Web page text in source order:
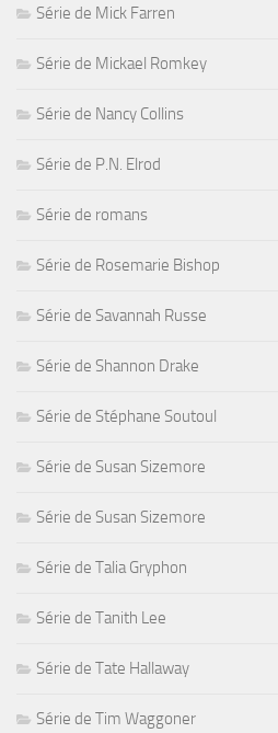
Série de Mick Farren
Série de Mickael Romkey
Série de Nancy Collins
Série de P.N. Elrod
Série de romans
Série de Rosemarie Bishop
Série de Savannah Russe
Série de Shannon Drake
Série de Stéphane Soutoul
Série de Susan Sizemore
Série de Susan Sizemore
Série de Talia Gryphon
Série de Tanith Lee
Série de Tate Hallaway
Série de Tim Waggoner